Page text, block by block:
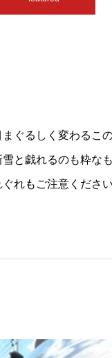
まぐるしく変わるこ
雪と戯れるのも粋な
ぐれもご注意くださ